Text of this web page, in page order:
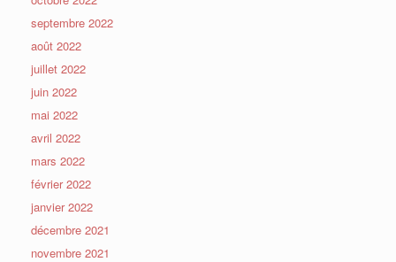
septembre 2022
août 2022
juillet 2022
juin 2022
mai 2022
avril 2022
mars 2022
février 2022
janvier 2022
décembre 2021
novembre 2021